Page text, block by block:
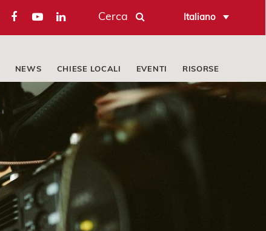
Cerca Italiano
NEWS CHIESE LOCALI EVENTI RISORSE